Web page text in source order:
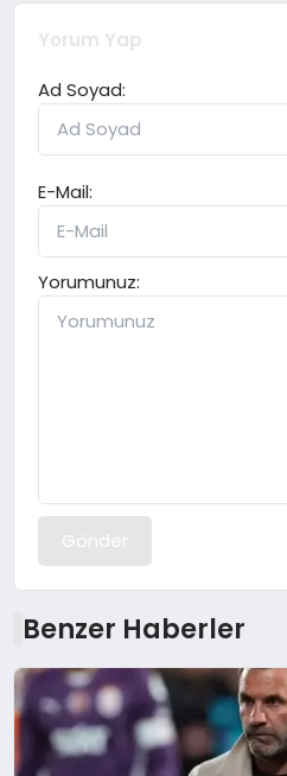
Yorum Yap
Ad Soyad:
E-Mail:
Yorumunuz:
Gönder
Benzer Haberler